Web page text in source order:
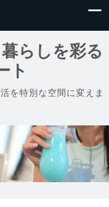
らしを彩る
ト
を特別な空間に変えま